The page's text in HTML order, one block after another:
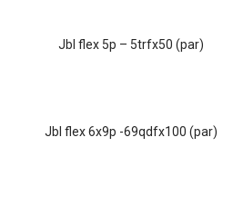
jbl flex 5p – 5trfx50 (par)
jbl flex 6x9p -69qdfx100 (par)